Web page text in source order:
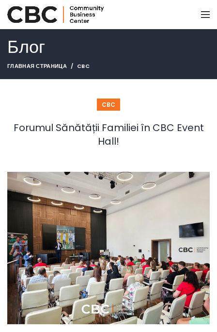
Блог
ГЛАВНАЯ СТРАНИЦА CBC
CBC
Forumul Sănătății Familiei în CBC Event
Hall!